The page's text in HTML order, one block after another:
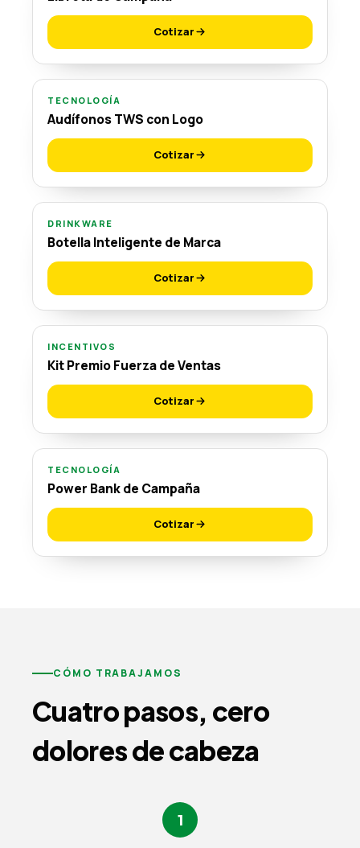
Cotizar
TECNOLOGÍA
Audífonos TWS con Logo
Cotizar
DRINKWARE
Botella Inteligente de Marca
Cotizar
INCENTIVOS
Kit Premio Fuerza de Ventas
Cotizar
TECNOLOGÍA
Power Bank de Campaña
Cotizar
CÓMO TRABAJAMOS
Cuatro pasos, cero
dolores de cabeza
1